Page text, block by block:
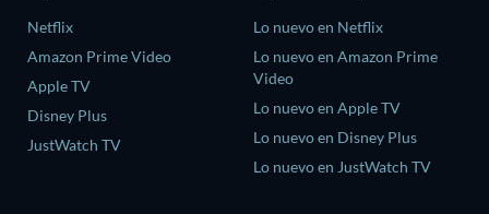
Netflix
Amazon Prime Video
Apple TV
Disney Plus
JustWatch TV
Lo nuevo en Netflix
Lo nuevo en Amazon Prime
Video
Lo nuevo en Apple TV
Lo nuevo en Disney Plus
Lo nuevo en JustWatch TV